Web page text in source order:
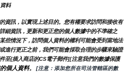
料
資訊，以實現上述目的。您有權要求訪問和接收有
細資訊，更新和更正您的個人數據中的不準確之
些情況下，訪問個人資料的權利可能會受到當地法
進行更正之前，我們可能會採取合理的步驟來驗證
至{插入商店的CS電子郵件][注意我們的數據保護
個人資料。
[注意：添加您所在司法管轄區的數